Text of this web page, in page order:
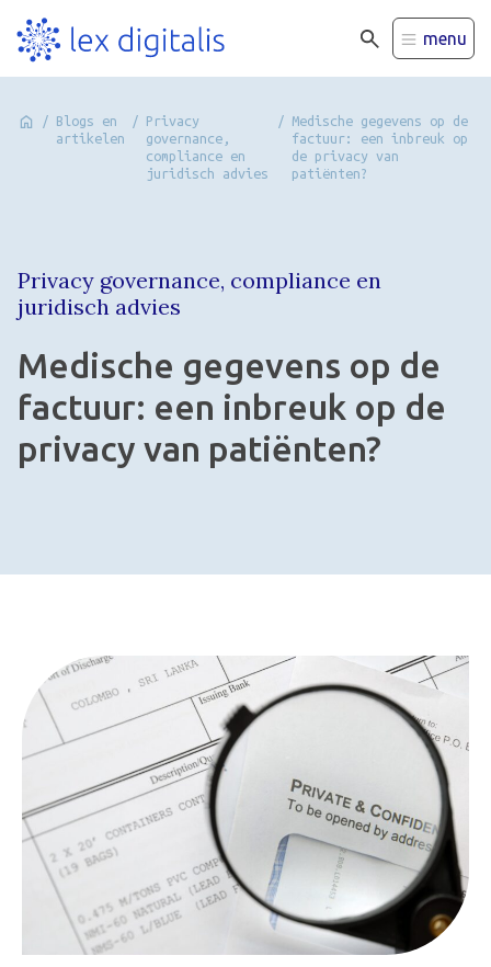
menu
/ Blogs en
artikelen
/ Privacy
governance,
compliance en
juridisch advies
/ Medische gegevens op de
factuur: een inbreuk op
de privacy van
patiënten?
Privacy governance, compliance en
juridisch advies
Medische gegevens op de
factuur: een inbreuk op de
privacy van patiënten?